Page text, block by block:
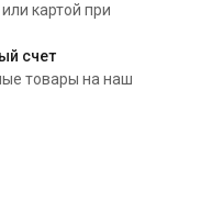
картой при
счет
товары на наш